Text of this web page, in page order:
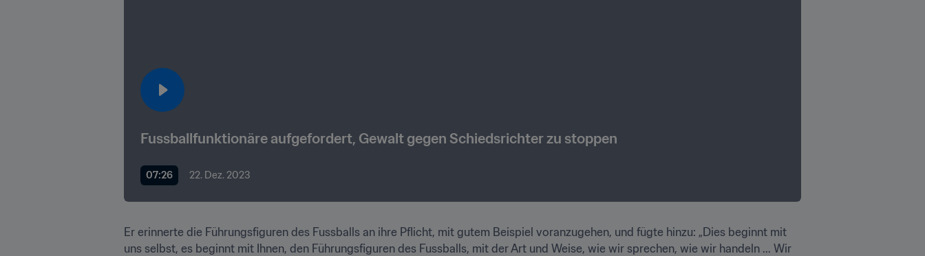
Fussballfunktionäre aufgefordert, Gewalt gegen Schiedsrichter zu stoppen
07:26 22. Dez. 2023
Er erinnerte die Führungsfiguren des Fussballs an ihre Pflicht, mit gutem Beispiel voranzugehen, und fügte hinzu: „Dies beginnt mit
uns selbst, es beginnt mit Ihnen, den Führungsfiguren des Fussballs, mit der Art und Weise, wie wir sprechen, wie wir handeln ... Wir